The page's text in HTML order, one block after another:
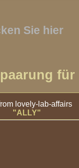
Sie hier
lovely-lab-affairs
"ALLY"